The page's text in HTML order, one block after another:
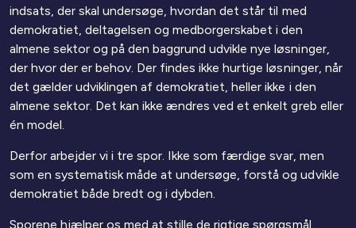
indsats, der skal undersøge, hvordan det står til med
demokratiet, deltagelsen og medborgerskabet i den
almene sektor og på den baggrund udvikle nye løsninger,
der hvor der er behov. Der findes ikke hurtige løsninger, når
det gælder udviklingen af demokratiet, heller ikke i den
almene sektor. Det kan ikke ændres ved et enkelt greb eller
én model.
Derfor arbejder vi i tre spor. Ikke som færdige svar, men
som en systematisk måde at undersøge, forstå og udvikle
demokratiet både bredt og i dybden.
Sporene hjælper os med at stille de rigtige spørgsmål,